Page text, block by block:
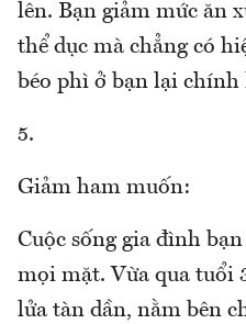
lên. Bạn giảm mức ăn
thể dục mà chẳng có
béo phì ở bạn lại chính
5.
Giảm ham muốn:
Cuộc sống gia đình
mọi mặt. Vừa qua tuổi
lửa tàn dần, nằm bên